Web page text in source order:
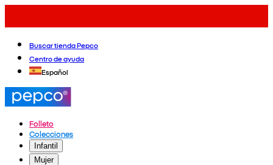
Buscar tienda Pepco
Centro de ayuda
Español
Folleto
Colecciones
Infantil
Mujer